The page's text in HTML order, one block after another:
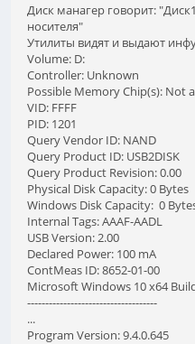
Диск манагер говорит:
носителя"
Утилиты видят и выдают
Volume: D:
Controller: Unknown
Possible Memory Chip(s): Not
VID: FFFF
PID: 1201
Query Vendor ID: NAND
Query Product ID: USB2DISK
Query Product Revision: 0.00
Physical Disk Capacity: 0 Bytes
Windows Disk Capacity: 0
Internal Tags: AAAF-AADL
USB Version: 2.00
Declared Power: 100 mA
ContMeas ID: 8652-01-00
Microsoft Windows 10 x64
------------------------------------
...
Program Version: 9.4.0.645